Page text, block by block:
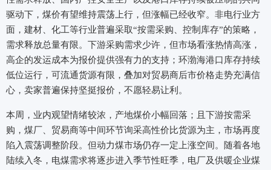
驱动下，煤价有望维持震荡上行，但涨幅已经收窄。非电行业方
面，建材、化工等行业普遍采取“按需采购、控制库存”的策略，
需求释放总量有限。下游采购需求少许，但市场看涨热情高涨，
高企的发运成本为报价提供强有力的支持；环渤海港口库存持续
低位运行，可流通货源有限，叠加对贸易商后市价格走势充满信
心，卖家普遍保持坚挺报价，不愿轻易让利。
本周，业内观望情绪较浓，产地煤价小幅回落；且下游按需采
购，煤厂、贸易商等中间环节询采高性价比货源为主，市场再度
陷入震荡调整阶段。但动力煤市场仍存一定上涨空间。随着各地
陆续入冬，电煤需求将逐步进入季节性旺季，电厂及供暖企业煤